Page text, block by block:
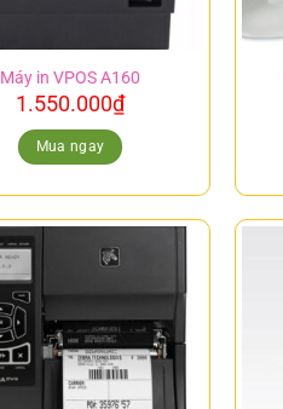
Máy in VPOS A160
1.550.000₫
Mua ngay